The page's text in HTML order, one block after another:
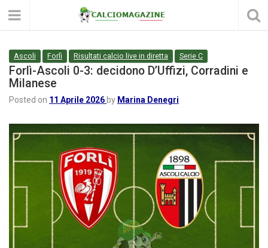
Ascoli Forlì Risultati calcio live in diretta Serie C
Forlì-Ascoli 0-3: decidono D’Uffizi, Corradini e
Milanese
Posted on 11 Aprile 2026 by Marina Denegri